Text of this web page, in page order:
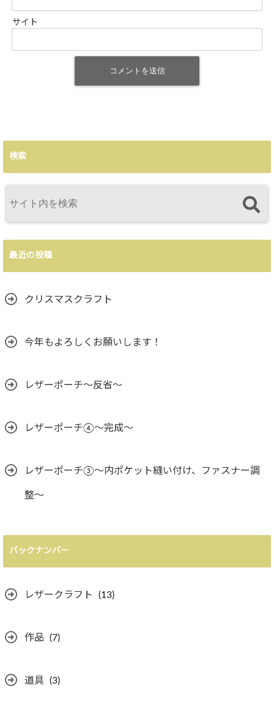
サイト
検索
最近の投稿
クリスマスクラフト
今年もよろしくお願いします！
レザーポーチ～反省～
レザーポーチ④～完成～
レザーポーチ③〜内ポケット縫い付け、ファスナー調
整〜
バックナンバー
レザークラフト (13)
作品 (7)
道具 (3)